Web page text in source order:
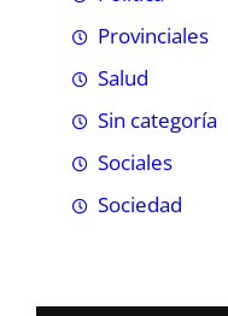
Provinciales
Salud
Sin categoría
Sociales
Sociedad